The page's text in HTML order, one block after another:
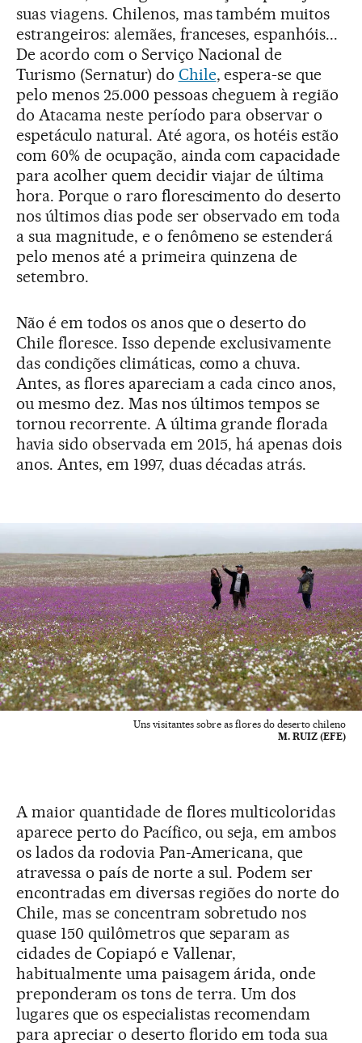
suas viagens. Chilenos, mas também muitos
estrangeiros: alemães, franceses, espanhóis...
De acordo com o Serviço Nacional de
Turismo (Sernatur) do Chile, espera-se que
pelo menos 25.000 pessoas cheguem à região
do Atacama neste período para observar o
espetáculo natural. Até agora, os hotéis estão
com 60% de ocupação, ainda com capacidade
para acolher quem decidir viajar de última
hora. Porque o raro florescimento do deserto
nos últimos dias pode ser observado em toda
a sua magnitude, e o fenômeno se estenderá
pelo menos até a primeira quinzena de
setembro.
Não é em todos os anos que o deserto do
Chile floresce. Isso depende exclusivamente
das condições climáticas, como a chuva.
Antes, as flores apareciam a cada cinco anos,
ou mesmo dez. Mas nos últimos tempos se
tornou recorrente. A última grande florada
havia sido observada em 2015, há apenas dois
anos. Antes, em 1997, duas décadas atrás.
Uns visitantes sobre as flores do deserto chileno
M. RUIZ (EFE)
A maior quantidade de flores multicoloridas
aparece perto do Pacífico, ou seja, em ambos
os lados da rodovia Pan-Americana, que
atravessa o país de norte a sul. Podem ser
encontradas em diversas regiões do norte do
Chile, mas se concentram sobretudo nos
quase 150 quilômetros que separam as
cidades de Copiapó e Vallenar,
habitualmente uma paisagem árida, onde
preponderam os tons de terra. Um dos
lugares que os especialistas recomendam
para apreciar o deserto florido em toda sua